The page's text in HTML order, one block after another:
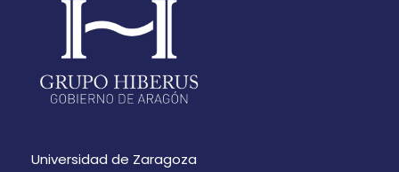
Universidad de Zaragoza